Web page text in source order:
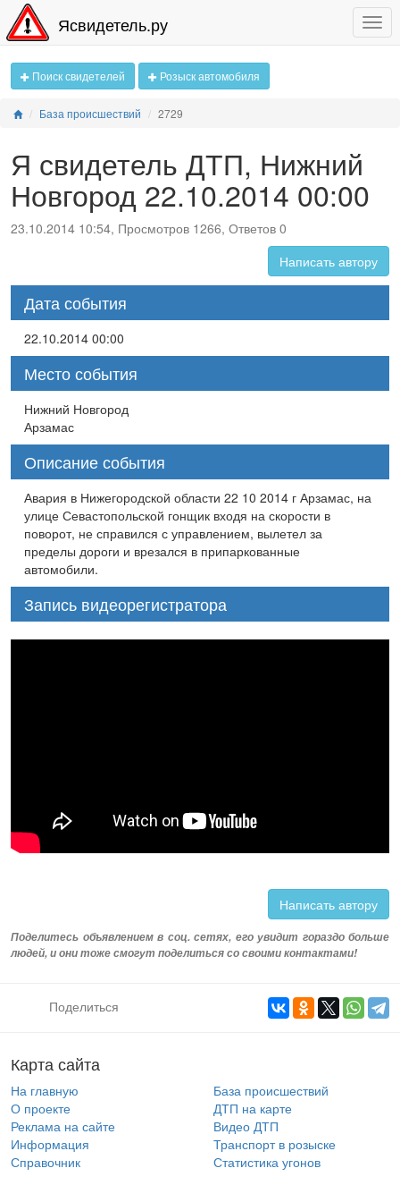
Ясвидетель.ру
Поиск свидетелей Розыск автомобиля
База происшествий 2729
Я свидетель ДТП, Нижний
Новгород 22.10.2014 00:00
23.10.2014 10:54, Просмотров 1266, Ответов 0
Написать автору
Дата события
22.10.2014 00:00
Место события
Нижний Новгород
Арзамас
Описание события
Авария в Нижегородской области 22 10 2014 г Арзамас, на
улице Севастопольской гонщик входя на скорости в
поворот, не справился с управлением, вылетел за
пределы дороги и врезался в припаркованные
автомобили.
Запись видеорегистратора
Написать автору
Поделитесь объявлением в соц. сетях, его увидит гораздо больше
людей, и они тоже смогут поделиться со своими контактами!
Поделиться
Карта сайта
На главную
О проекте
Реклама на сайте
Информация
Справочник
База происшествий
ДТП на карте
Видео ДТП
Транспорт в розыске
Статистика угонов